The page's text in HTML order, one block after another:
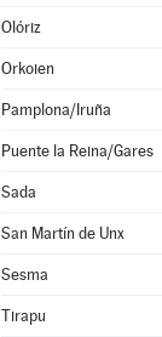
Olóriz
Orkoien
Pamplona/Iruña
Puente la Reina/Gares
Sada
San Martín de Unx
Sesma
Tirapu